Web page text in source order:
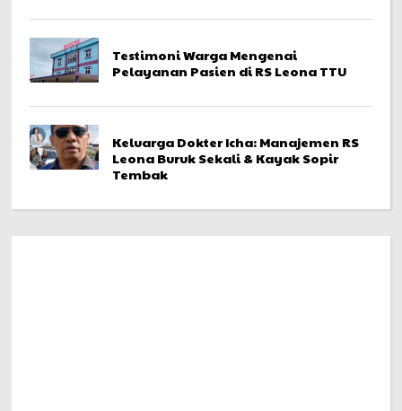
Testimoni Warga Mengenai
Pelayanan Pasien di RS Leona TTU
Keluarga Dokter Icha: Manajemen RS
Leona Buruk Sekali & Kayak Sopir
Tembak